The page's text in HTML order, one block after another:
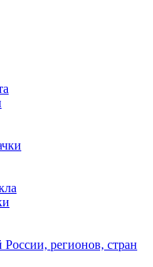
регионов, стран